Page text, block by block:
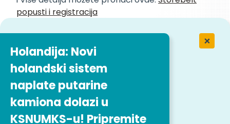
Holandija: Novi
holandski sistem
naplate putarine
kamiona dolazi u
KSNUMKS-u! Pripremite
popusti i registracija
Zašto je ovo važno za vaše
poslovanje
Sa samo nekoliko minuta administracije, možete
početi da šteditedesetine evra po prelazu
Za kompanije koje redovno posluju širom